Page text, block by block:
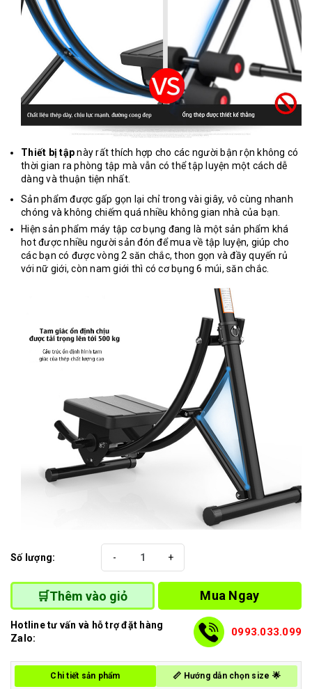
Thiết bị tậpnày rất thích hợp cho các người bận rộn không có
thời gian ra phòng tập mà vẫn có thể tập luyện một cách dễ
dàng và thuận tiện nhất.
Sản phẩm được gấp gọn lại chỉ trong vài giây, vô cùng nhanh
chóng và không chiếm quá nhiều không gian nhà của bạn.
Hiện sản phẩm máy tập cơ bụng đang là một sản phẩm khá
hot được nhiều người sản đón để mua về tập luyện, giúp cho
các bạn có được vòng 2 săn chắc, thon gọn và đầy quyến rủ
với nữ giới, còn nam giới thì có cơ bụng 6 múi, săn chắc.
Số lượng: +
-
🛒Thêm vào giỏ Mua Ngay
Hotline tư vấn và hỗ trợ đặt hàng
Zalo:
0993.033.099
Chi tiết sản phẩm 📏 Hướng dẫn chọn size 🌟